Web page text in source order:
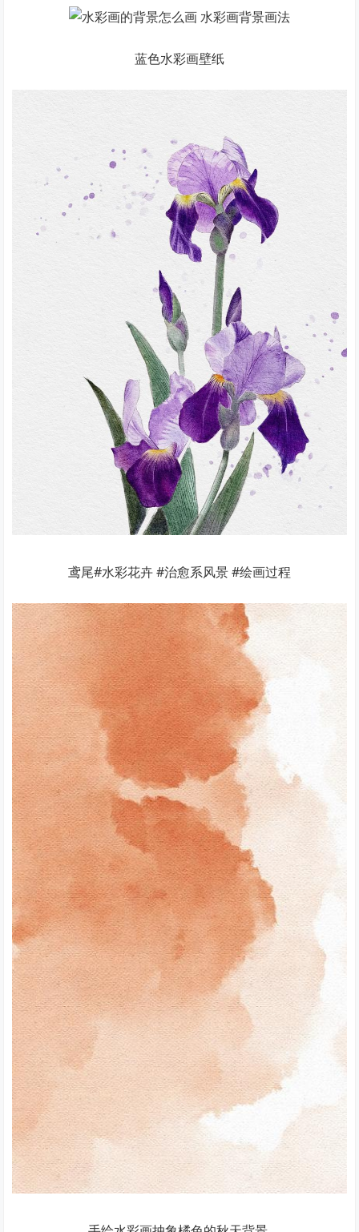
蓝色水彩画壁纸
鸢尾#水彩花卉 #治愈系风景 #绘画过程